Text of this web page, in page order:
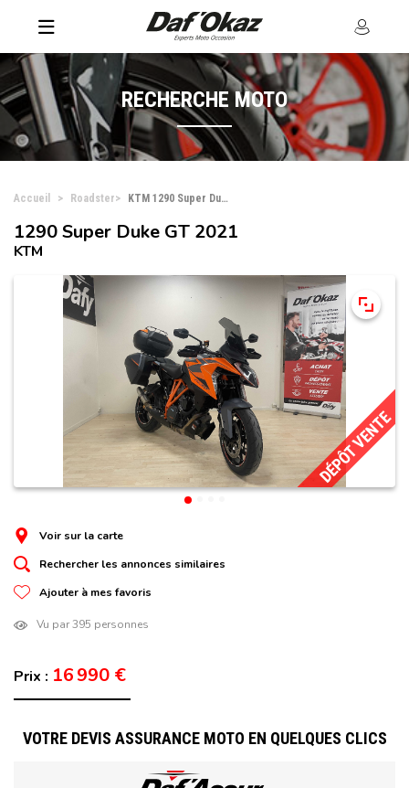
RECHERCHE MOTO
Accueil Roadster KTM 1290 Super Duke GT
DÉPÔT VENTE
1290 Super Duke GT 2021
KTM
Voir sur la carte
Rechercher les annonces similaires
Ajouter à mes favoris
Vu par 395 personnes
Prix : 16 990 €
VOTRE DEVIS ASSURANCE MOTO EN QUELQUES CLICS